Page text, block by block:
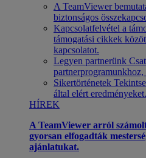
A TeamViewer
biztonságos
Kapcsolatfelvétel a
támogatási cikkek
kapcsolatot.
Legyen partnerünk
partnerprogramunkhoz,
Sikertörténetek
által elért eredményeket.
HÍREK
A TeamViewer arról
gyorsan elfogadták
ajánlatukat.